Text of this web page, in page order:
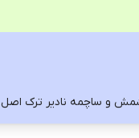
و ساچمه نادیر ترک اصل